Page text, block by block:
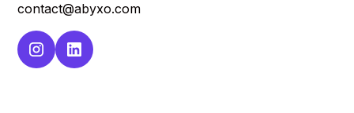
contact@abyxo.com